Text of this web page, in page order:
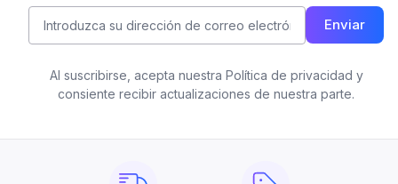
Enviar
Al suscribirse, acepta nuestra Política de privacidad y
consiente recibir actualizaciones de nuestra parte.